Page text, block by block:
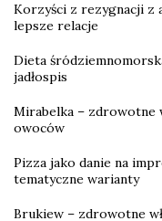
Korzyści z rezygnacji z
lepsze relacje
Dieta
jadłospis
Mirabelka – zdrowotne
owoców
Pizza jako danie na
tematyczne warianty
Brukiew – zdrowotne